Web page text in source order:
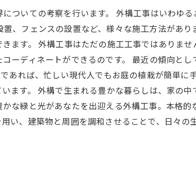
ついての考察を行います。 外構工事はいわゆる
、フェンスの設置など、様々な施工方法があ
ます。 外構工事はただの施工工事ではありま
ーディネートができるのです。 最近の傾向と
あれば、忙しい現代人でもお庭の植栽が簡単に
ます。 外構で生まれる豊かな暮らしは、家の
な緑と光があなたを出迎える外構工事。本格的
い、建築物と周囲を調和させることで、日々の